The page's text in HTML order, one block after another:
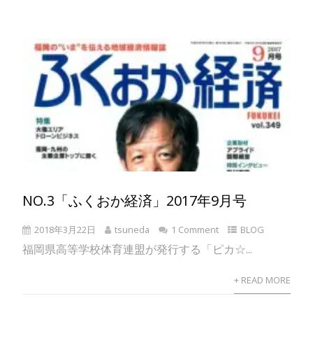
NO.3「ふくおか経済」2017年9月号
2018年3月22日 tsuneda 1 Comment BLOG
福岡県高等学校体育連盟が発行する「ピカ☆...
+ READ MORE